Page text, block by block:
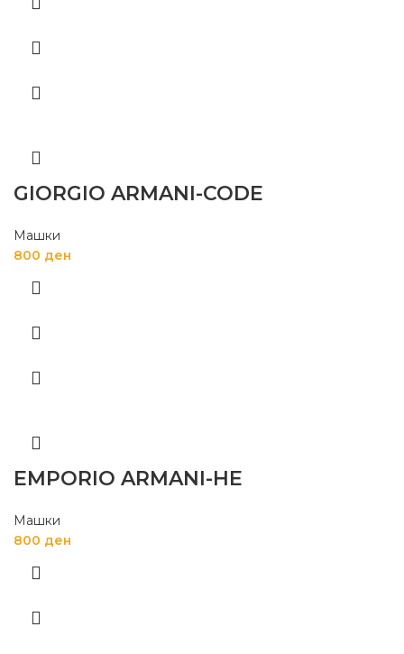
GIORGIO ARMANI-CODE
Машки
800 ден
EMPORIO ARMANI-HE
Машки
800 ден